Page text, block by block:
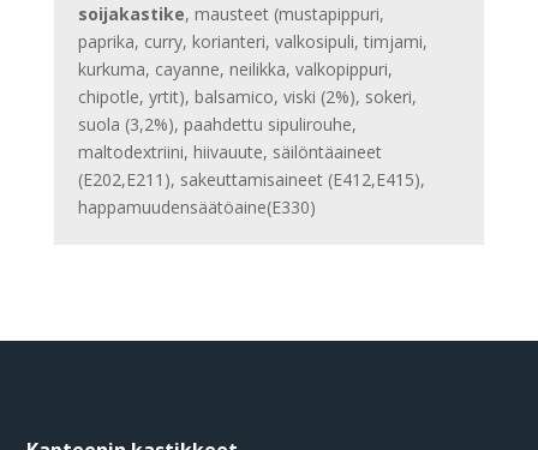
soijakastike, mausteet (mustapippuri,
paprika, curry, korianteri, valkosipuli, timjami,
kurkuma, cayanne, neilikka, valkopippuri,
chipotle, yrtit), balsamico, viski (2%), sokeri,
suola (3,2%), paahdettu sipulirouhe,
maltodextriini, hiivauute, säilöntäaineet
(E202,E211), sakeuttamisaineet (E412,E415),
happamuudensäätöaine(E330)